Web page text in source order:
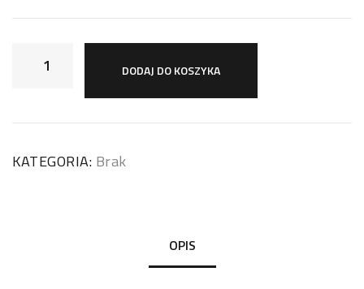
DODAJ DO KOSZYKA
KATEGORIA: Brak
OPIS